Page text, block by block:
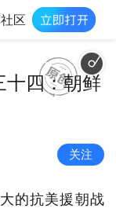
区
十四：朝鲜
关注
的抗美援朝战